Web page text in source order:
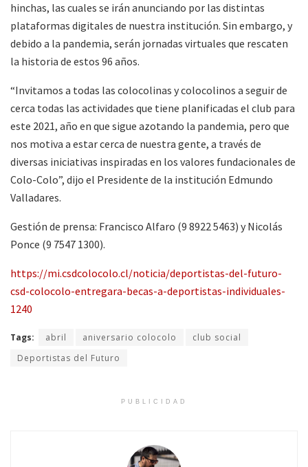
hinchas, las cuales se irán anunciando por las distintas
plataformas digitales de nuestra institución. Sin embargo, y
debido a la pandemia, serán jornadas virtuales que rescaten
la historia de estos 96 años.
“Invitamos a todas las colocolinas y colocolinos a seguir de
cerca todas las actividades que tiene planificadas el club para
este 2021, año en que sigue azotando la pandemia, pero que
nos motiva a estar cerca de nuestra gente, a través de
diversas iniciativas inspiradas en los valores fundacionales de
Colo-Colo”, dijo el Presidente de la institución Edmundo
Valladares.
Gestión de prensa: Francisco Alfaro (9 8922 5463) y Nicolás
Ponce (9 7547 1300).
https://mi.csdcolocolo.cl/noticia/deportistas-del-futuro-
csd-colocolo-entregara-becas-a-deportistas-individuales-
1240
Tags: abril aniversario colocolo
club social
Deportistas del Futuro
PUBLICIDAD